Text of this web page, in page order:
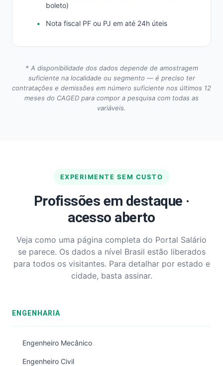
boleto)
Nota fiscal PF ou PJ em até 24h úteis
* A disponibilidade dos dados depende de amostragem
suficiente na localidade ou segmento — é preciso ter
contratações e demissões em número suficiente nos últimos 12
meses do CAGED para compor a pesquisa com todas as
variáveis.
EXPERIMENTE SEM CUSTO
Profissões em destaque ·
acesso aberto
Veja como uma página completa do Portal Salário
se parece. Os dados a nível Brasil estão liberados
para todos os visitantes. Para detalhar por estado e
cidade, basta assinar.
ENGENHARIA
Engenheiro Mecânico
Engenheiro Civil